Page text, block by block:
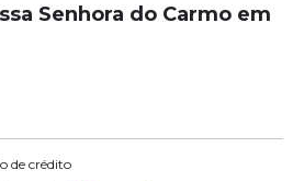
Senhora do Carmo em
de crédito